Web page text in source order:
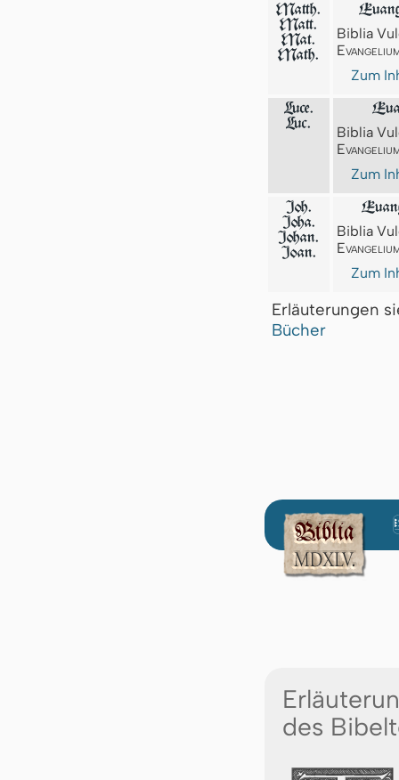
Matth.
Matt.
Mat.
Math.
Biblia
Zum
Luce.
Luc.
Biblia
Zum
Joh.
Joha.
Johan.
Joan.
Biblia
Zum
Erläuterungen
Bücher
des